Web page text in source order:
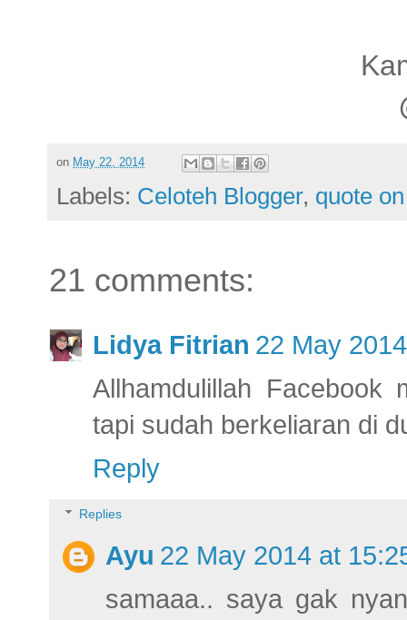
on May 22, 2014
Labels: Celoteh Blogger, quote
21 comments:
Lidya Fitrian 22 May
Allhamdulillah Facebook
tapi sudah berkeliaran di
Reply
Replies
Ayu 22 May 2014 at
samaaa.. saya gak